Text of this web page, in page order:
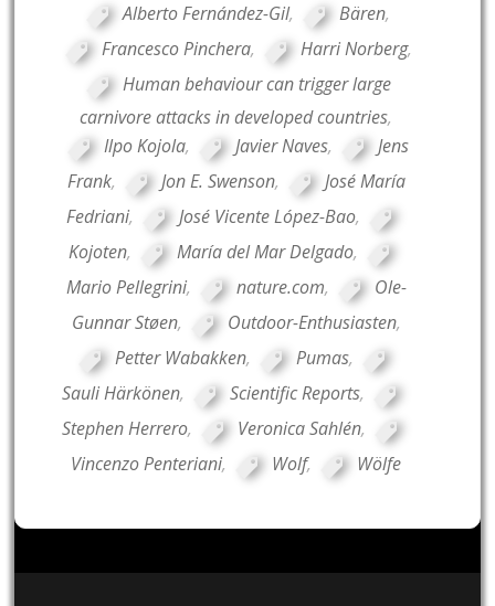
Alberto Fernández-Gil, Bären,
Francesco Pinchera, Harri Norberg,
Human behaviour can trigger large
carnivore attacks in developed countries,
Ilpo Kojola, Javier Naves,
Jens
Frank, Jon E. Swenson,
José María
Fedriani, José Vicente López-Bao,
Kojoten, María del Mar Delgado,
Mario Pellegrini, nature.com,
Ole-
Gunnar Støen, Outdoor-Enthusiasten,
Petter Wabakken, Pumas,
Sauli Härkönen, Scientific Reports,
Stephen Herrero, Veronica Sahlén,
Vincenzo Penteriani, Wolf, Wölfe